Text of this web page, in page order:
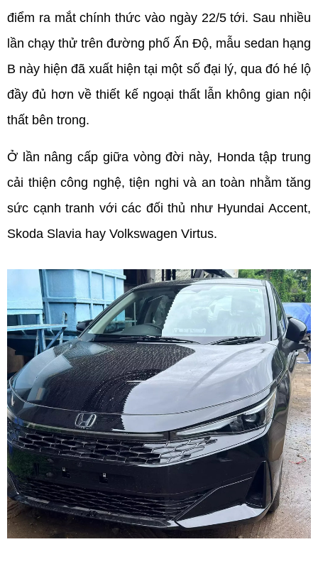
điểm ra mắt chính thức vào ngày 22/5 tới. Sau nhiều
lần chạy thử trên đường phố Ấn Độ, mẫu sedan hạng
B này hiện đã xuất hiện tại một số đại lý, qua đó hé lộ
đầy đủ hơn về thiết kế ngoại thất lẫn không gian nội
thất bên trong.
Ở lần nâng cấp giữa vòng đời này, Honda tập trung
cải thiện công nghệ, tiện nghi và an toàn nhằm tăng
sức cạnh tranh với các đối thủ như Hyundai Accent,
Skoda Slavia hay Volkswagen Virtus.